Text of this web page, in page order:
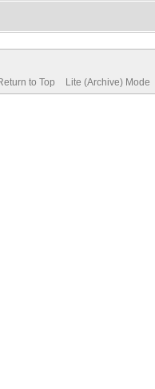
to Top Lite (Archive) Mode